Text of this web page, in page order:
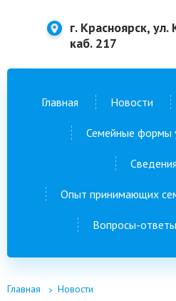
г. Красноярск,
каб. 217
Главная Новости
Семейные формы
Опыт принимающих
Вопросы-ответы
Главная Новости